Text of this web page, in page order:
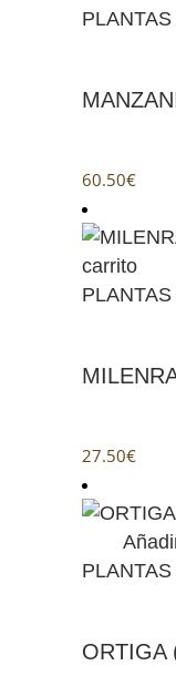
60.50€
carrito
27.50€
ORTIGA